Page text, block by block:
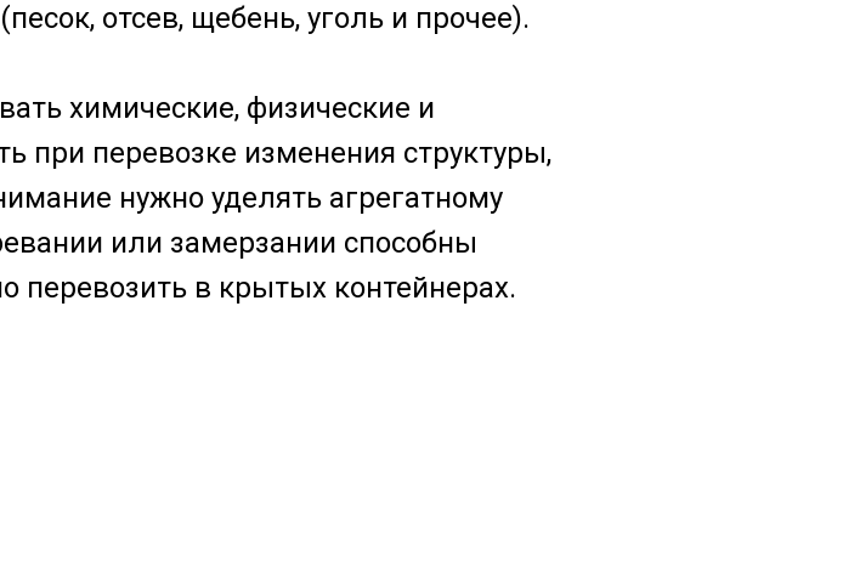
отсев, щебень, уголь и прочее).
химические, физические и
при перевозке изменения структуры,
нужно уделять агрегатному
или замерзании способны
перевозить в крытых контейнерах.